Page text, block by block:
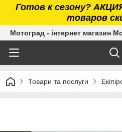
Готов к сезону?
товаров
Мотоград - інтернет магазин
Товари та послуги